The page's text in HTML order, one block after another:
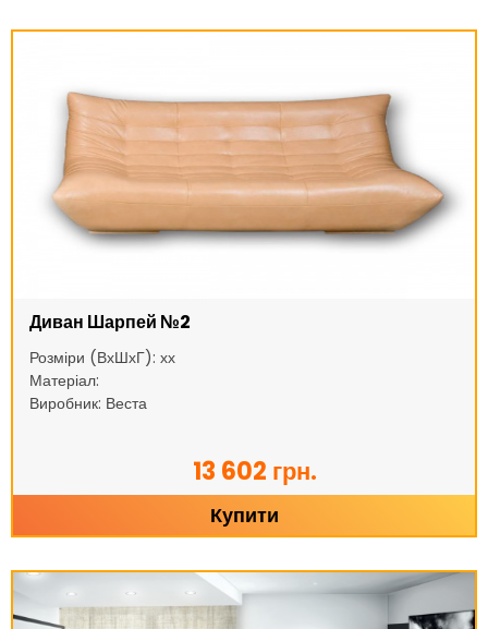
Диван Шарпей №2
Розміри (ВхШхГ): хх
Матеріал:
Виробник: Веста
13 602 грн.
Купити